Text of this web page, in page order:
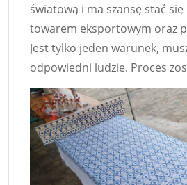
światową i ma szansę stać
towarem eksportowym oraz
Jest tylko jeden warunek,
odpowiedni ludzie. Proces